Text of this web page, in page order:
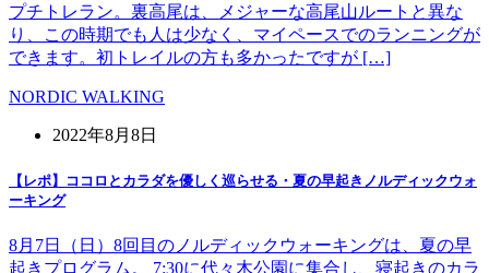
プチトレラン。裏高尾は、メジャーな高尾山ルートと異な
り、この時期でも人は少なく、マイペースでのランニングが
できます。初トレイルの方も多かったですが […]
NORDIC WALKING
2022年8月8日
【レポ】ココロとカラダを優しく巡らせる・夏の早起きノルディックウォ
ーキング
8月7日（日）8回目のノルディックウォーキングは、夏の早
起きプログラム。 7:30に代々木公園に集合し、寝起きのカラ